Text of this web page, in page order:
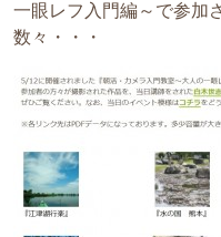
一眼レフ入門編～で参加
数々・・・